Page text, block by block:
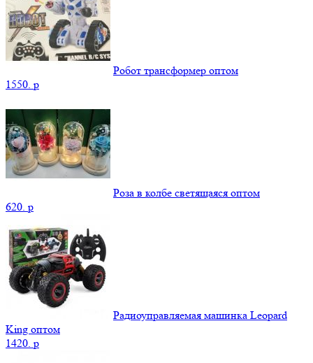
Робот трансформер оптом
1550. p
Роза в колбе светящаяся оптом
620. p
Радиоуправляемая машинка Leopard
King оптом
1420. p